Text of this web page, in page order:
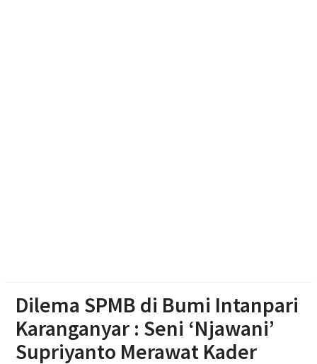
Dilema SPMB di Bumi Intanpari
Karanganyar : Seni ‘Njawani’
Supriyanto Merawat Kader